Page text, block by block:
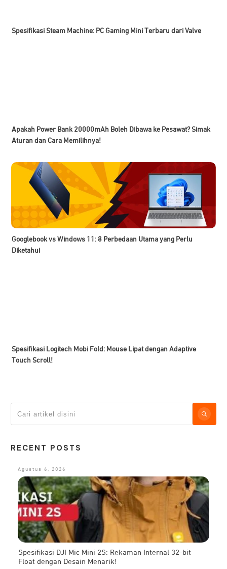
Spesifikasi Steam Machine: PC Gaming Mini Terbaru dari Valve
Apakah Power Bank 20000mAh Boleh Dibawa ke Pesawat? Simak
Aturan dan Cara Memilihnya!
Googlebook vs Windows 11: 8 Perbedaan Utama yang Perlu
Diketahui
Spesifikasi Logitech Mobi Fold: Mouse Lipat dengan Adaptive
Touch Scroll!
RECENT POSTS
Agustus 6, 2026
Spesifikasi DJI Mic Mini 2S: Rekaman Internal 32-bit
Float dengan Desain Menarik!